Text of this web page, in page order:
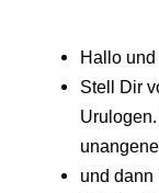
Hallo
Stell Dir
und dann